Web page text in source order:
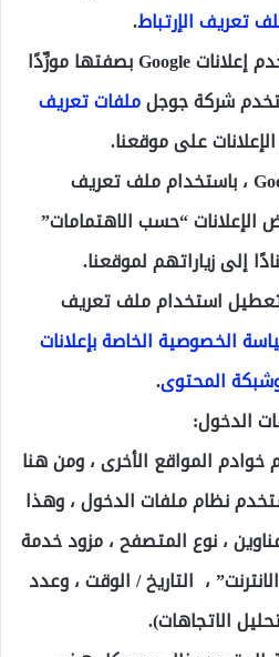
تعريف الإرتباط.
نستخدم إعلانات Google بصفتها مورِّدًا
شركة جوجلملفات تعريف
على موقعنا.
وبذلك ستتمكّن Google ، باستخدام ملف تعريف
الإعلانات “حسب الاهتمامات”
إلى زياراتهم لموقعنا.
تعطيل استخدام ملف تعريف
الخصوصية الخاصة بإعلانات
.
الدخول:
المواقع الأخرى ، ومن هنا
نظام ملفات الدخول ، وهذا
، نوع المتصفح ، مزود خدمة
، التاريخ / الوقت ، وعدد
الاتجاهات).